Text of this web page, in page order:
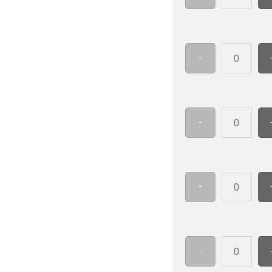
mängd
WH
FCC
mängd
-
YE
FCC
mängd
-
WH
FCC
mängd
-
YE
FCC
mängd
-